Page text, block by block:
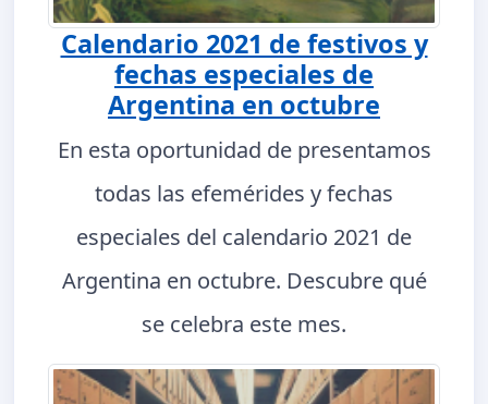
Calendario 2021 de festivos y
fechas especiales de
Argentina en octubre
En esta oportunidad de presentamos
todas las efemérides y fechas
especiales del calendario 2021 de
Argentina en octubre. Descubre qué
se celebra este mes.